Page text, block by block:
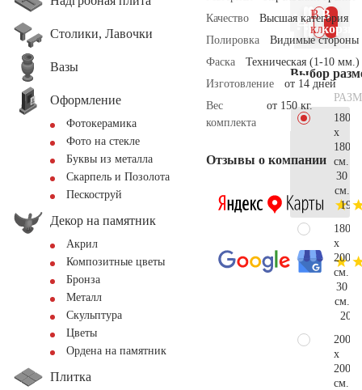
Столики, Лавочки
Вазы
Оформление
Фотокерамика
Фото на стекле
Буквы из металла
Скарпель и Позолота
Пескоструй
Декор на памятник
Акрил
Композитные цветы
Бронза
Металл
Скульптура
Цветы
Ордена на памятник
Плитка
Качество
Высшая категория
Полировка
Видимые стороны
Фаска
Техническая (1-10 мм.)
Изготовление
от 14 дней
Вес
комплекта
от 150 кг.
Отзывы о компании
В
В 1
клик
Выбор
180
x
180
см.
30
см.
180
x
200
см.
30
см.
200
x
200
см.